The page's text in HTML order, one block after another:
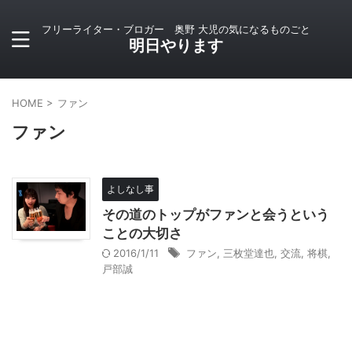
フリーライター・ブロガー 奥野 大児の気になるものごと
明日やります
HOME > ファン
ファン
よしなし事
その道のトップがファンと会うという
ことの大切さ
2016/1/11 ファン 三枚堂達也 交流 将棋
戸部誠